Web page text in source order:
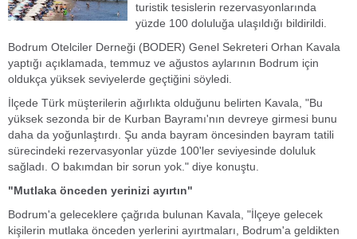
turistik tesislerin rezervasyonlarında
yüzde 100 doluluğa ulaşıldığı bildirildi.
Bodrum Otelciler Derneği (BODER) Genel Sekreteri Orhan Kavala
yaptığı açıklamada, temmuz ve ağustos aylarının Bodrum için
oldukça yüksek seviyelerde geçtiğini söyledi.
İlçede Türk müşterilerin ağırlıkta olduğunu belirten Kavala, "Bu
yüksek sezonda bir de Kurban Bayramı'nın devreye girmesi bunu
daha da yoğunlaştırdı. Şu anda bayram öncesinden bayram tatili
sürecindeki rezervasyonlar yüzde 100'ler seviyesinde doluluk
sağladı. O bakımdan bir sorun yok." diye konuştu.
"Mutlaka önceden yerinizi ayırtın"
Bodrum'a geleceklere çağrıda bulunan Kavala, "İlçeye gelecek
kişilerin mutlaka önceden yerlerini ayırtmaları, Bodrum'a geldikten